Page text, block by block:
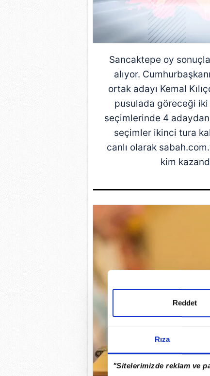
Rıza
"Sitelerimizde reklam ve
Reddet
Sancaktepe oy
alıyor.
ortak adayı Kemal
pusulada göreceği iki
seçimlerinde 4
seçimler ikinci tura
canlı olarak
kim